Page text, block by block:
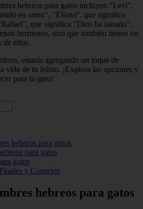
hebreos para gatos incluyen "Levi",
en amor", "Eliana", que significa
que significa "Dios ha sanado".
hermosos, sino que también tienen un
de ellos.
estarás agregando un toque de
vida de tu felino. ¡Explora las opciones y
para tu gato!
hebreos para gatos
para gatos
gatos
y Consejos
hebreos para gatos